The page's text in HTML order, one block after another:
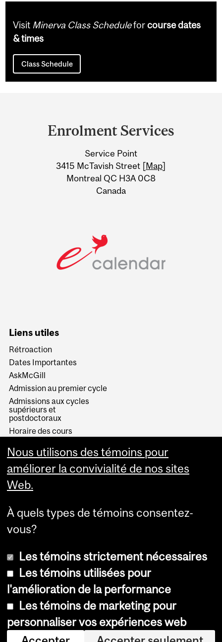
Visit Minerva Class Scheduleforcourse dates
& times
Class Schedule
Information
Enrolment Services
Service Point
3415 McTavish Street [Map]
Montreal QC H3A 0C8
Canada
Liens utiles
Rétroaction
Dates Importantes
AskMcGill
Admission au premier cycle
Admissions aux cycles
supérieurs et
postdoctoraux
Horaire des cours
Services aux étudiants
© Université McGill, 2026
Accessibilité
Avis sur les témoins
Nous utilisons des témoins pour
améliorer la convivialité de nos sites
Web.
À quels types de témoins consentez-
vous?
Les témoins strictement nécessaires
Les témoins utilisées pour
l'amélioration de la performance
Les témoins de marketing pour
personnaliser vos expériences web